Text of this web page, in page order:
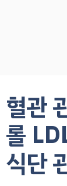
혈관
롤
식단